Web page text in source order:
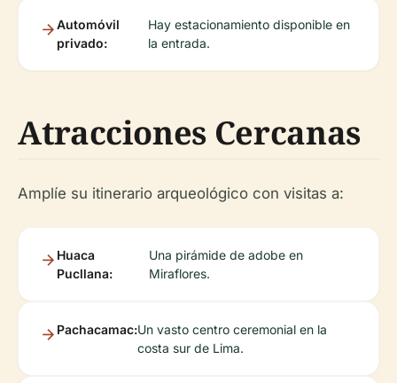
Automóvil
privado:
Hay estacionamiento disponible en
la entrada.
Atracciones Cercanas
Amplíe su itinerario arqueológico con visitas a:
Huaca
Pucllana:
Una pirámide de adobe en
Miraflores.
Pachacamac:Un vasto centro ceremonial en la
costa sur de Lima.